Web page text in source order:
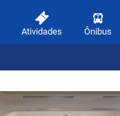
Atividades Ônibus